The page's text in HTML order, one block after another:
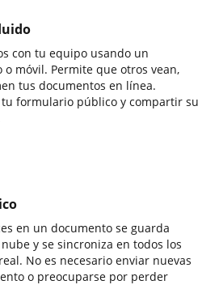
con tu equipo usando un
móvil. Permite que otros vean,
tus documentos en línea.
formulario público y compartir su
en un documento se guarda
y se sincroniza en todos los
No es necesario enviar nuevas
o preocuparse por perder